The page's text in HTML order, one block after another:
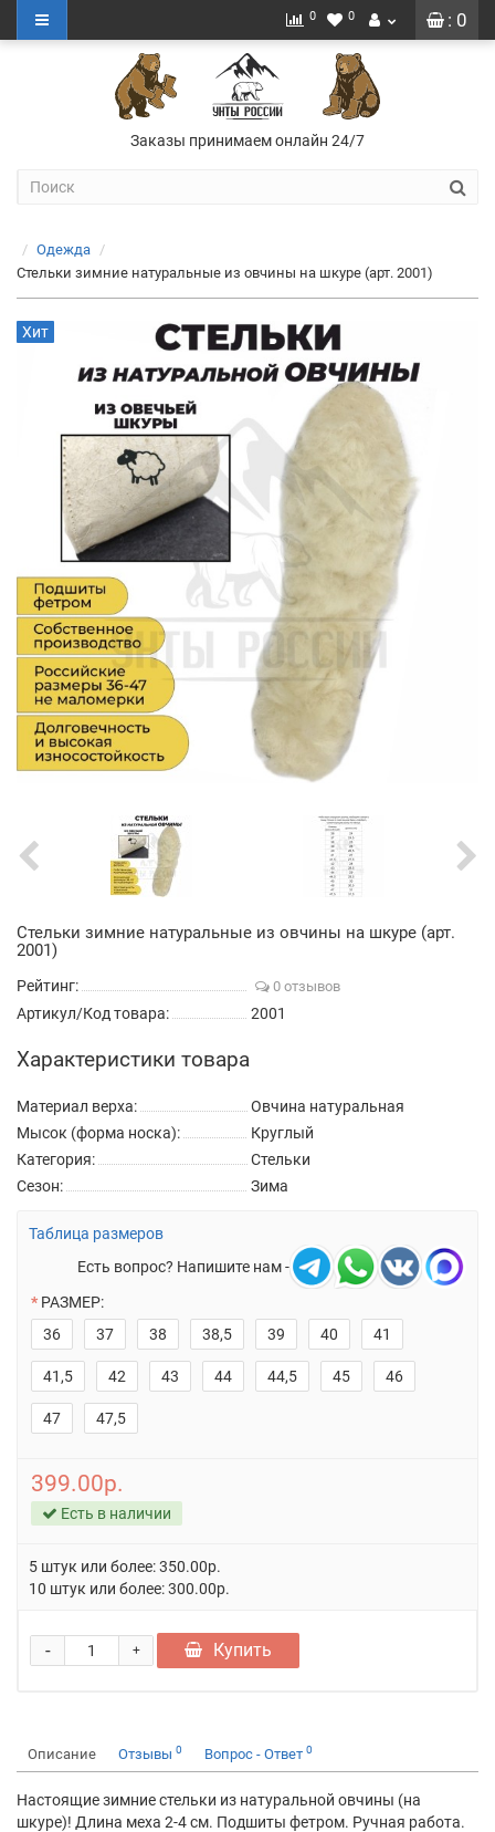
: 0
0 0
Заказы принимаем онлайн 24/7
Одежда
Стельки зимние натуральные из овчины на шкуре (арт. 2001)
Хит
Стельки зимние натуральные из овчины на шкуре (арт.
2001)
Рейтинг: 0 отзывов
Артикул/Код товара: 2001
Характеристики товара
Материал верха:
Овчина натуральная
Мысок (форма носка):
Круглый
Категория:
Стельки
Сезон:
Зима
Таблица размеров
Есть вопрос? Напишите нам -
РАЗМЕР:
36
37 38 38,5 39 40 41
41,5 42 43 44 44,5 45 46
47 47,5
399.00р.
Есть в наличии
5 штук или более: 350.00р.
10 штук или более: 300.00р.
+
- Купить
Описание Отзывы 0 Вопрос - Ответ 0
Настоящие зимние стельки из натуральной овчины (на
шкуре)! Длина меха 2-4 см. Подшиты фетром. Ручная работа.